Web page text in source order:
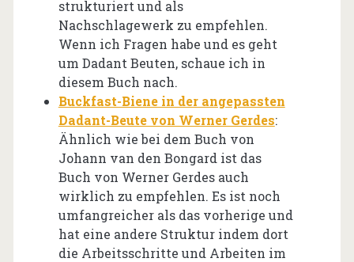
strukturiert und als
Nachschlagewerk zu empfehlen.
Wenn ich Fragen habe und es geht
um Dadant Beuten, schaue ich in
diesem Buch nach.
Buckfast-Biene in der angepassten
Dadant-Beute von Werner Gerdes:
Ähnlich wie bei dem Buch von
Johann van den Bongard ist das
Buch von Werner Gerdes auch
wirklich zu empfehlen. Es ist noch
umfangreicher als das vorherige und
hat eine andere Struktur indem dort
die Arbeitsschritte und Arbeiten im